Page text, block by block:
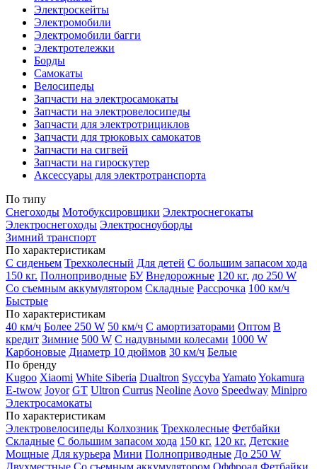
Электроскейты
Электромобили
Электромобили багги
Электротележки
Борды
Самокаты
Велосипеды
Запчасти на электросамокаты
Запчасти на электровелосипеды
Запчасти для электротрициклов
Запчасти для трюковых самокатов
Запчасти на сигвей
Запчасти на гироскутер
Аксессуары для электротранспорта
По типу
Снегоходы Мотобуксировщики Электроснегокаты
Электроснегоходы Электросноуборды
Зимний транспорт
По характеристикам
С сиденьем Трехколесный Для детей С большим запасом хода
150 кг. Полноприводные БУ Внедорожные 120 кг. до 250 W
Со съемным аккумулятором Складные Рассрочка 100 км/ч
Быстрые
По характеристикам
40 км/ч Более 250 W 50 км/ч С амортизаторами Оптом В
кредит Зимние 500 W С надувными колесами 1000 W
Карбоновые Диаметр 10 дюймов 30 км/ч Белые
По бренду
Kugoo Xiaomi White Siberia Dualtron Syccyba YamatoYokamura
E-twow Joyor GT Ultron Currus Neoline Aovo Speedway Minipro
Электросамокаты
По характеристикам
Электровелосипеды Колхозник Трехколесные Фетбайки
Складные С большим запасом хода 150 кг. 120 кг. Детские
Мощные Для курьера Мини Полноприводные До 250 W
Двухместные Со съемным аккумулятором Оффроад Фетбайки